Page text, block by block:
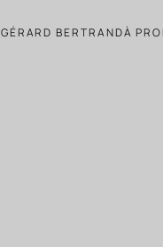
GÉRARD BERTRANDÀ